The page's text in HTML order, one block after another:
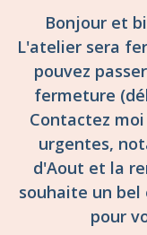
Bonjour et
L'atelier sera
pouvez
fermeture
Contactez
urgentes,
d'Aout et la
souhaite un bel
pour